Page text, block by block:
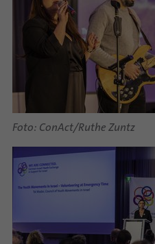
Foto: ConAct/Ruthe Zuntz